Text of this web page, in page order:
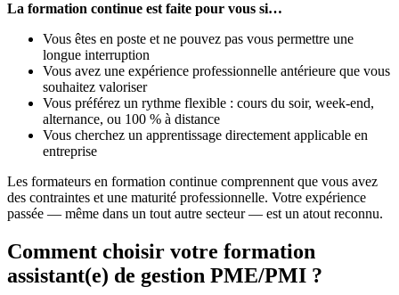
La formation continue est faite pour vous si…
Vous êtes en poste et ne pouvez pas vous permettre une
longue interruption
Vous avez une expérience professionnelle antérieure que vous
souhaitez valoriser
Vous préférez un rythme flexible : cours du soir, week-end,
alternance, ou 100 % à distance
Vous cherchez un apprentissage directement applicable en
entreprise
Les formateurs en formation continue comprennent que vous avez
des contraintes et une maturité professionnelle. Votre expérience
passée — même dans un tout autre secteur — est un atout reconnu.
Comment choisir votre formation
assistant(e) de gestion PME/PMI ?